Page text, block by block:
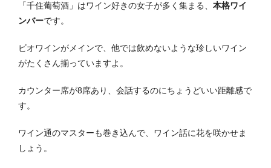
「千住葡萄酒」はワイン好きの女子が多く集まる、 本格ワイ
ンバーです。
ビオワインがメインで、他では飲めないような珍しいワイン
がたくさん揃っていますよ。
カウンター席が8席あり、会話するのにちょうどいい距離感で
す。
ワイン通のマスターも巻き込んで、ワイン話に花を咲かせま
しょう。